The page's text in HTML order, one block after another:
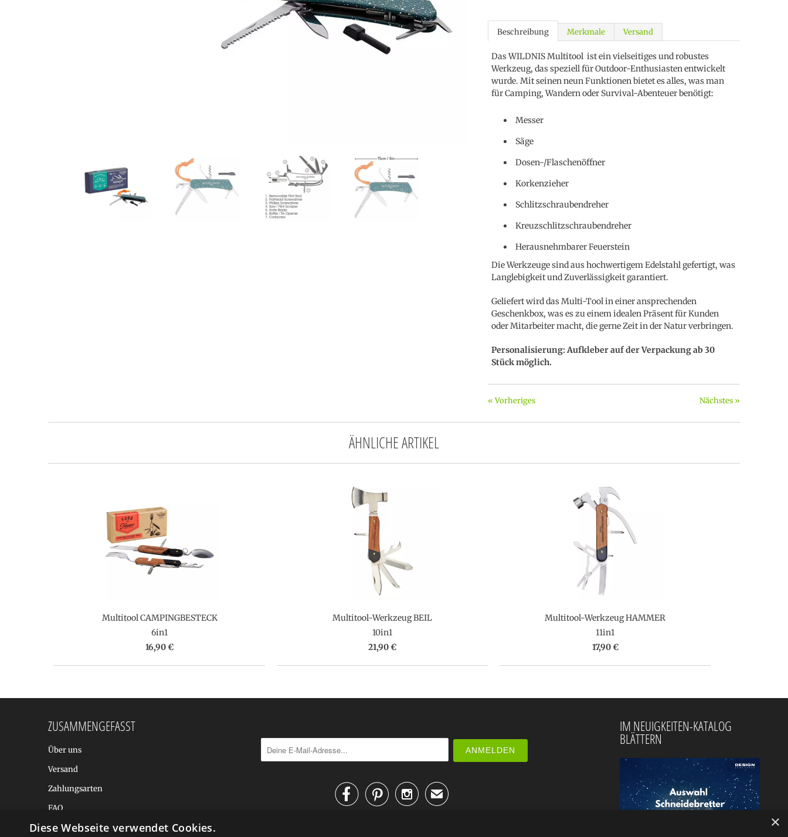
Beschreibung Merkmale Versand
Das WILDNIS Multitool ist ein vielseitiges und robustes
Werkzeug, das speziell für Outdoor-Enthusiasten entwickelt
wurde. Mit seinen neun Funktionen bietet es alles, was man
für Camping, Wandern oder Survival-Abenteuer benötigt:
Messer
Säge
Dosen-/Flaschenöffner
Korkenzieher
Schlitzschraubendreher
Kreuzschlitzschraubendreher
Herausnehmbarer Feuerstein
Die Werkzeuge sind aus hochwertigem Edelstahl gefertigt, was
Langlebigkeit und Zuverlässigkeit garantiert.
Geliefert wird das Multi-Tool in einer ansprechenden
Geschenkbox, was es zu einem idealen Präsent für Kunden
oder Mitarbeiter macht, die gerne Zeit in der Natur verbringen.
Personalisierung: Aufkleber auf der Verpackung ab 30
Stück möglich.
Nächstes »
« Vorheriges
ÄHNLICHE ARTIKEL
Multitool CAMPINGBESTECK
6in1
16,90 €
Multitool-Werkzeug BEIL
10in1
21,90 €
Multitool-Werkzeug HAMMER
11in1
17,90 €
ZUSAMMENGEFASST
Über uns
Versand
Zahlungsarten
FAQ
BALTIC DESIGN SHOP
✉
IM NEUIGKEITEN-KATALOG
BLÄTTERN
×
Diese Webseite verwendet Cookies.